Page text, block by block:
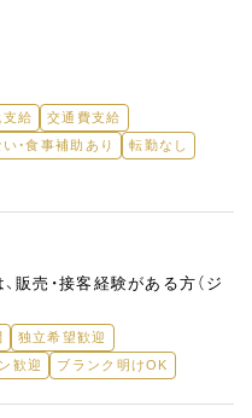
支給
交通費支給
・食事補助あり
転勤なし
販売・接客経験がある方（ジ
独立希望歓迎
歓迎 ブランク明けOK